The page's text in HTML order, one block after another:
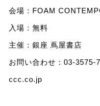
会場：FOAM
入場：無料
主催：銀座 蔦屋書店
お問い合わせ：03-3575-
ccc.co.jp